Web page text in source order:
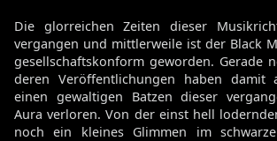
Die glorreichen Zeiten dieser
vergangen und mittlerweile ist der Black
gesellschaftskonform geworden. Gerade
deren Veröffentlichungen haben damit
einen gewaltigen Batzen dieser
Aura verloren. Von der einst hell
noch ein kleines Glimmen im